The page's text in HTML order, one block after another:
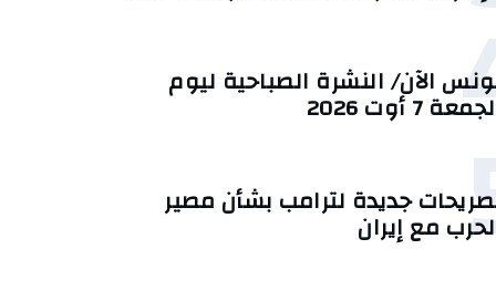
الآن/ النشرة الصباحية ليوم
7 أوت 2026
جديدة لترامب بشأن مصير
مع إيران